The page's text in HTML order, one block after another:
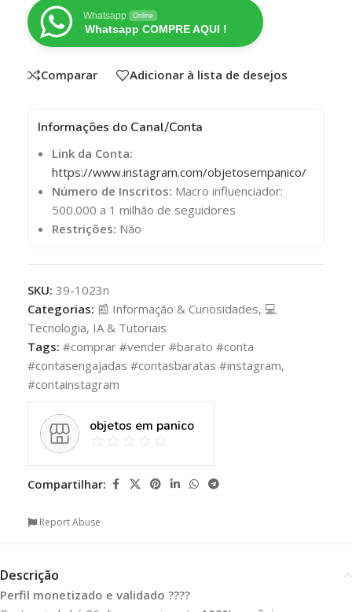
Whatsapp Online
Whatsapp COMPRE AQUI !
Comparar Adicionar à lista de desejos
Informações do Canal/Conta
Link da Conta:
https://www.instagram.com/objetosempanico/
Número de Inscritos: Macro influenciador:
500.000 a 1 milhão de seguidores
Restrições: Não
SKU: 39-1023n
Categorias: 📰 Informação & Curiosidades, 💻
Tecnologia, IA & Tutoriais
Tags: #comprar #vender #barato #conta
#contasengajadas #contasbaratas #instagram,
#containstagram
objetos em panico
Compartilhar:
Report Abuse
Descrição
Perfil monetizado e validado ????